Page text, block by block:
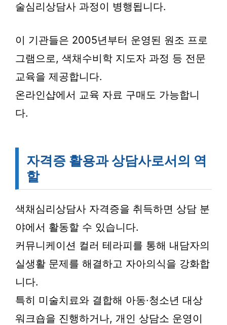
술심리상담사 과정이 병행됩니다.
이 기관들은 2005년부터 운영된 원조 프로
그램으로, 색채수비학 지도자 과정 등 전문
교육을 제공합니다.
온라인샵에서 교육 자료 구매도 가능합니
다.
자격증 활용과 상담사로서의 역
할
색채심리상담사 자격증을 취득하면 상담 분
야에서 활동할 수 있습니다.
커뮤니케이션 컬러 테라피를 통해 내담자의
실생활 문제를 해결하고 자아의식을 강화합
니다.
특히 미술치료와 결합해 아동·청소년 대상
워크숍을 진행하거나, 개인 상담소 운영이